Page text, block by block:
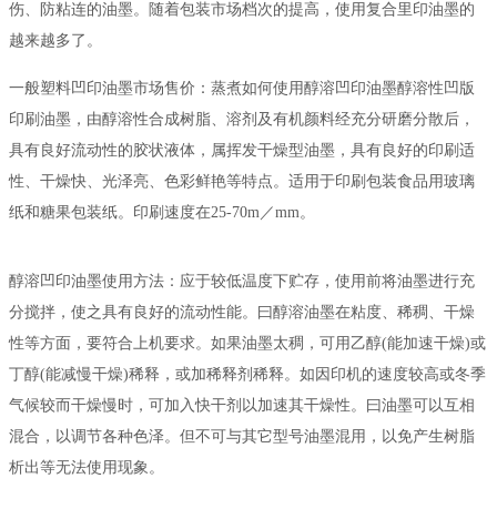
伤、防粘连的油墨。随着包装市场档次的提高，使用复合里印油墨的
越来越多了。
一般塑料凹印油墨市场售价：蒸煮如何使用醇溶凹印油墨醇溶性凹版
印刷油墨，由醇溶性合成树脂、溶剂及有机颜料经充分研磨分散后，
具有良好流动性的胶状液体，属挥发干燥型油墨，具有良好的印刷适
性、干燥快、光泽亮、色彩鲜艳等特点。适用于印刷包装食品用玻璃
纸和糖果包装纸。印刷速度在25-70m／mm。
醇溶凹印油墨使用方法：应于较低温度下贮存，使用前将油墨进行充
分搅拌，使之具有良好的流动性能。曰醇溶油墨在粘度、稀稠、干燥
性等方面，要符合上机要求。如果油墨太稠，可用乙醇(能加速干燥)或
丁醇(能减慢干燥)稀释，或加稀释剂稀释。如因印机的速度较高或冬季
气候较而干燥慢时，可加入快干剂以加速其干燥性。曰油墨可以互相
混合，以调节各种色泽。但不可与其它型号油墨混用，以免产生树脂
析出等无法使用现象。